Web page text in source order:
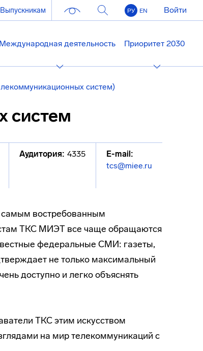
Выпускникам РУ EN Войти
Международная деятельность Приоритет 2030
систем)
систем
Аудитория: 4335
E-mail:
tcs@miee.ru
самым востребованным
ТКС МИЭТ все чаще обращаются
федеральные СМИ: газеты,
не только максимальный
доступно и легко объяснять
ТКС этим искусством
на мир телекоммуникаций с